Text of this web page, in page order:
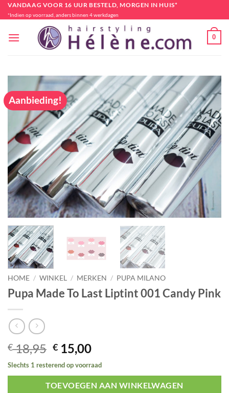
Ga
naar
VANDAAG VOOR 16 UUR BESTELD, MORGEN IN HUIS*
*Indien op voorraad, anders binnen 4 werkdagen
0
Aanbieding!
HOME / WINKEL / MERKEN / PUPA MILANO
Pupa Made To Last Liptint 001 Candy Pink
€18,95 Oorspronkelijke
prijs
was:
€ 18,95.
€ 15,00Huidige
prijs
is:
€ 15,00.
Slechts 1 resterend op voorraad
TOEVOEGEN AAN WINKELWAGEN